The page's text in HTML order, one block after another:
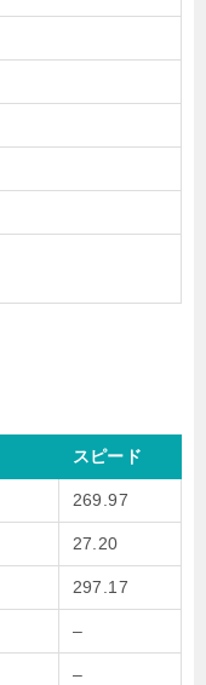
スピード
269.97
27.20
297.17
–
–